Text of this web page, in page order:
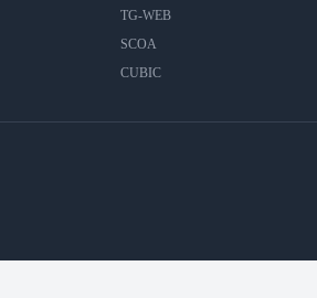
TG-WEB
SCOA
CUBIC